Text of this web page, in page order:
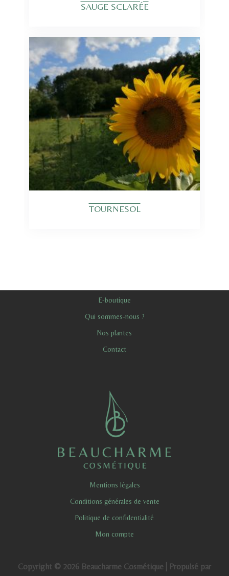
SAUGE SCLARÉE
TOURNESOL
E-boutique
Qui sommes-nous ?
Nos plantes
Contact
Mentions légales
Conditions générales de vente
Politique de confidentialité
Mon compte
Copyright © 2026 Beaucharme Cosmétique | Propulsé par